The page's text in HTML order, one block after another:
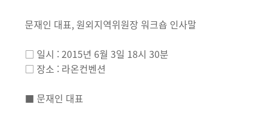
문재인 대표, 원외지역위원장 워크숍 인사말
□ 일시 : 2015년 6월 3일 18시 30분
□ 장소 : 라온컨벤션
■ 문재인 대표